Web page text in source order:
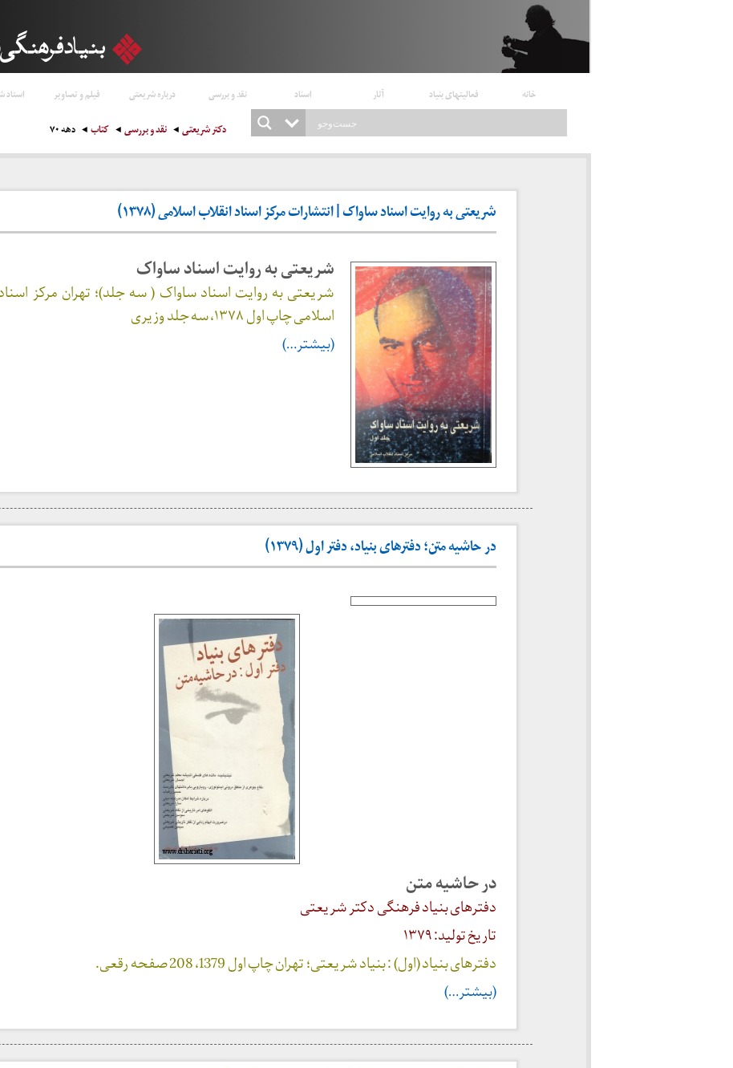
خانه فعالیتهای بنیاد آثار اسناد نقد و بررسی درباره شریعتی فیلم و تصاویر استاد
دکتر شریعتی نقد و بررسی کتاب دهه ۷۰
شریعتی به روایت اسناد ساواک | انتشارات مرکز اسناد انقلاب اسلامی (۱۳۷۸)
شریعتی به روایت اسناد ساواک
شریعتی به روایت اسناد ساواک ( سه جلد)؛ تهران مرکز
اسلامی چاپ اول ۱۳۷۸، سه جلد وزیری
(بیشتر…)
در حاشیه متن؛ دفترهای بنیاد، دفتر اول (۱۳۷۹)
در حاشیه متن
دفترهای بنیاد فرهنگی دکتر شریعتی
تاریخ تولید: ۱۳۷۹
دفترهای بنیاد (اول) : بنیاد شریعتی؛ تهران چاپ اول 1379، 208 صفحه رقعی.
(بیشتر…)